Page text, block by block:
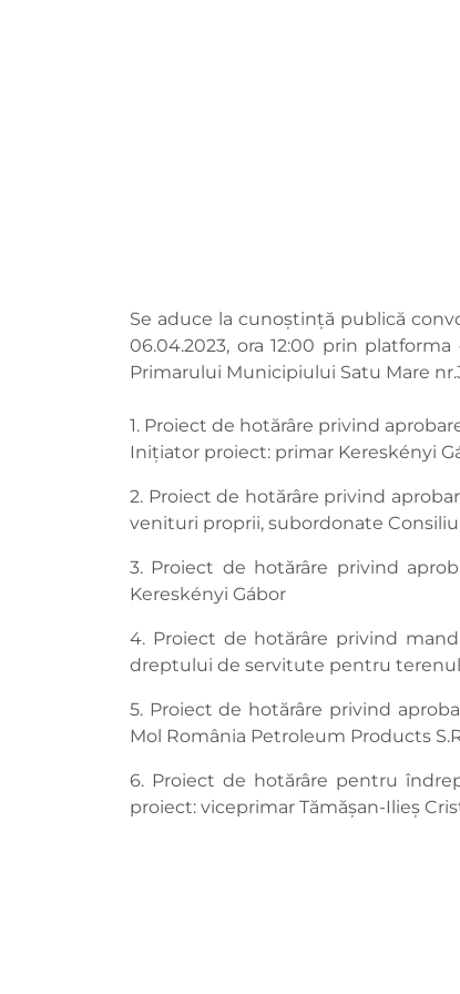
Se aduce la cunoștință publică
06.04.2023, ora 12:00 prin
Primarului Municipiului Satu Mare
1. Proiect de hotărâre privind
Inițiator proiect: primar Kereskényi
2. Proiect de hotărâre privind
venituri proprii, subordonate
3. Proiect de hotărâre privind
Kereskényi Gábor
4. Proiect de hotărâre privind
dreptului de servitute pentru terenul
5. Proiect de hotărâre privind
Mol România Petroleum Products
6. Proiect de hotărâre pentru
proiect: viceprimar Tămășan-Ilieș